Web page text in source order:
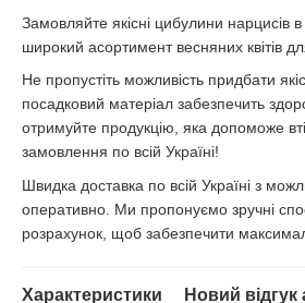
Замовляйте якісні цибулини нарцисів в
широкий асортимент весняних квітів
Не пропустіть можливість придбати
посадковий матеріал забезпечить
отримуйте продукцію, яка допоможе
замовлення по всій Україні!
Швидка доставка по всій Україні з
оперативно. Ми пропонуємо зручні
розрахунок, щоб забезпечити
Характеристики Новий